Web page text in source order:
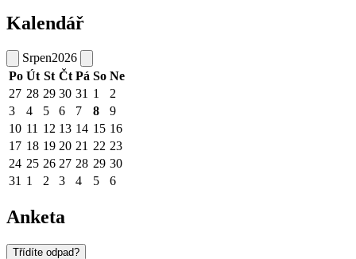
Kalendář
Srpen2026
Po Út St Čt Pá So Ne
27 28 29 30 31 1
2
3
4 5 6 7 8
9
10 11 12 13 14 15 16
17 18 19 20 21 22 23
24 25 26 27 28 29 30
31 1 2 3 4 5 6
Anketa
Třídíte odpad?